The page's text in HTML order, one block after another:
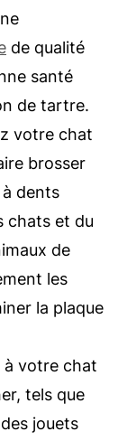
de qualité
santé
de tartre.
votre chat
brosser
dents
chats et du
de
les
la plaque
à votre chat
tels que
jouets